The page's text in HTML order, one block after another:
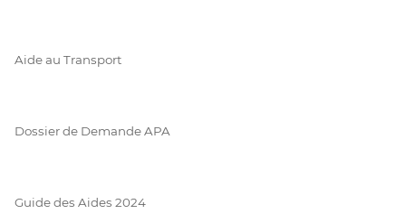
Aide au Transport
Dossier de Demande APA
Guide des Aides 2024